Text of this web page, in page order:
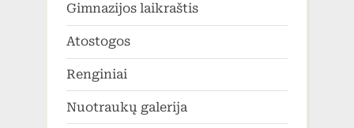
Gimnazijos laikraštis
Atostogos
Renginiai
Nuotraukų galerija